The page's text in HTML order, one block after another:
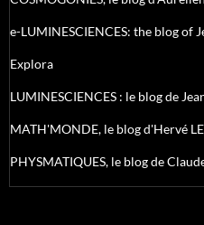
e-LUMINESCIENCES: the blog of
Explora
LUMINESCIENCES : le blog de
MATH'MONDE, le blog d'Hervé
PHYSMATIQUES, le blog de